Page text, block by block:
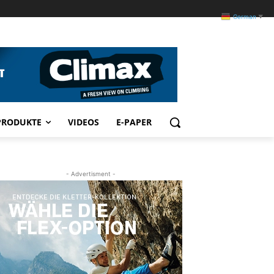
VIDEOS E-PAPER
- Advertisment -
German ▼